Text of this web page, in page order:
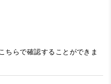
ちらで確認することができま